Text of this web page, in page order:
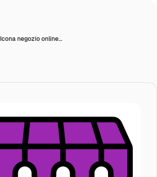
Icona negozio online…